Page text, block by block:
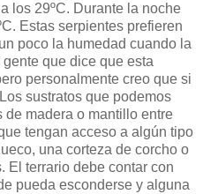
los 29ºC. Durante la noche
Estas serpientes prefieren
poco la humedad cuando la
que dice que esta
personalmente creo que si
sustratos que podemos
de madera o mantillo entre
tengan acceso a algún tipo
una corteza de corcho o
El terrario debe contar con
pueda esconderse y alguna